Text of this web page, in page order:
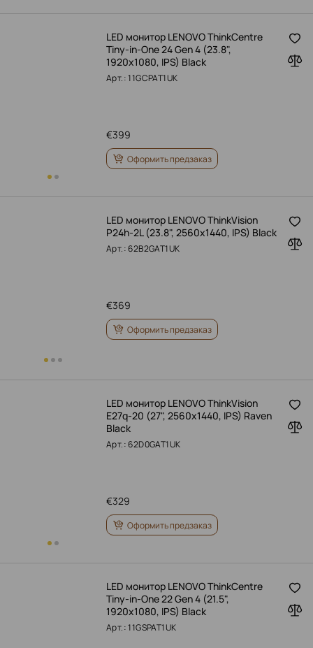
LED монитор LENOVO ThinkCentre
Tiny-in-One 24 Gen 4 (23.8",
1920x1080, IPS) Black
Арт.: 11GCPAT1UK
399
€
Оформить предзаказ
LED монитор LENOVO ThinkVision
P24h-2L (23.8", 2560x1440, IPS) Black
Арт.: 62B2GAT1UK
369
€
Оформить предзаказ
LED монитор LENOVO ThinkVision
E27q-20 (27", 2560x1440, IPS) Raven
Black
Арт.: 62D0GAT1UK
329
€
Оформить предзаказ
LED монитор LENOVO ThinkCentre
Tiny-in-One 22 Gen 4 (21.5",
1920x1080, IPS) Black
Арт.: 11GSPAT1UK